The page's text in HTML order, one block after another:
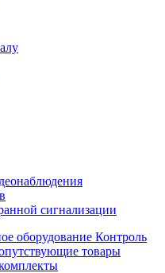
сигнализации
оборудование Контроль
товары